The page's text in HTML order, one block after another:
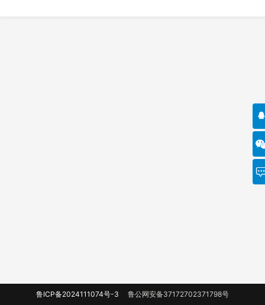
鲁ICP备2024111074号-3 鲁公网安备37172702371798号